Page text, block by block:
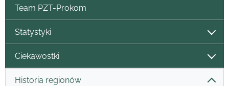
Team PZT-Prokom
Statystyki
Ciekawostki
Historia regionów